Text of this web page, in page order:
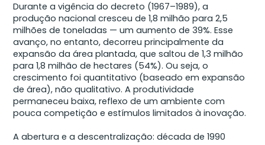
Durante a vigência do decreto (1967–1989), a
produção nacional cresceu de 1,8 milhão para 2,5
milhões de toneladas — um aumento de 39%. Esse
avanço, no entanto, decorreu principalmente da
expansão da área plantada, que saltou de 1,3 milhão
para 1,8 milhão de hectares (54%). Ou seja, o
crescimento foi quantitativo (baseado em expansão
de área), não qualitativo. A produtividade
permaneceu baixa, reflexo de um ambiente com
pouca competição e estímulos limitados à inovação.
A abertura e a descentralização: década de 1990